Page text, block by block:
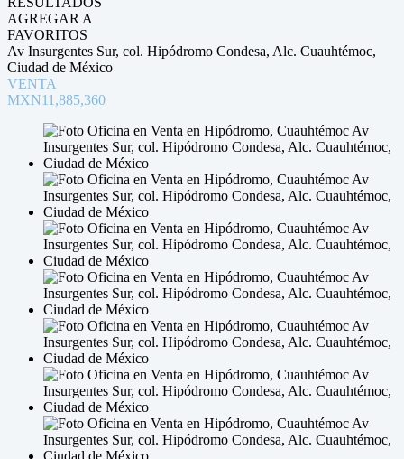
AGREGAR A
FAVORITOS
Av Insurgentes Sur, col. Hipódromo Condesa, Alc. Cuauhtémoc,
Ciudad de México
VENTA
MXN11,885,360